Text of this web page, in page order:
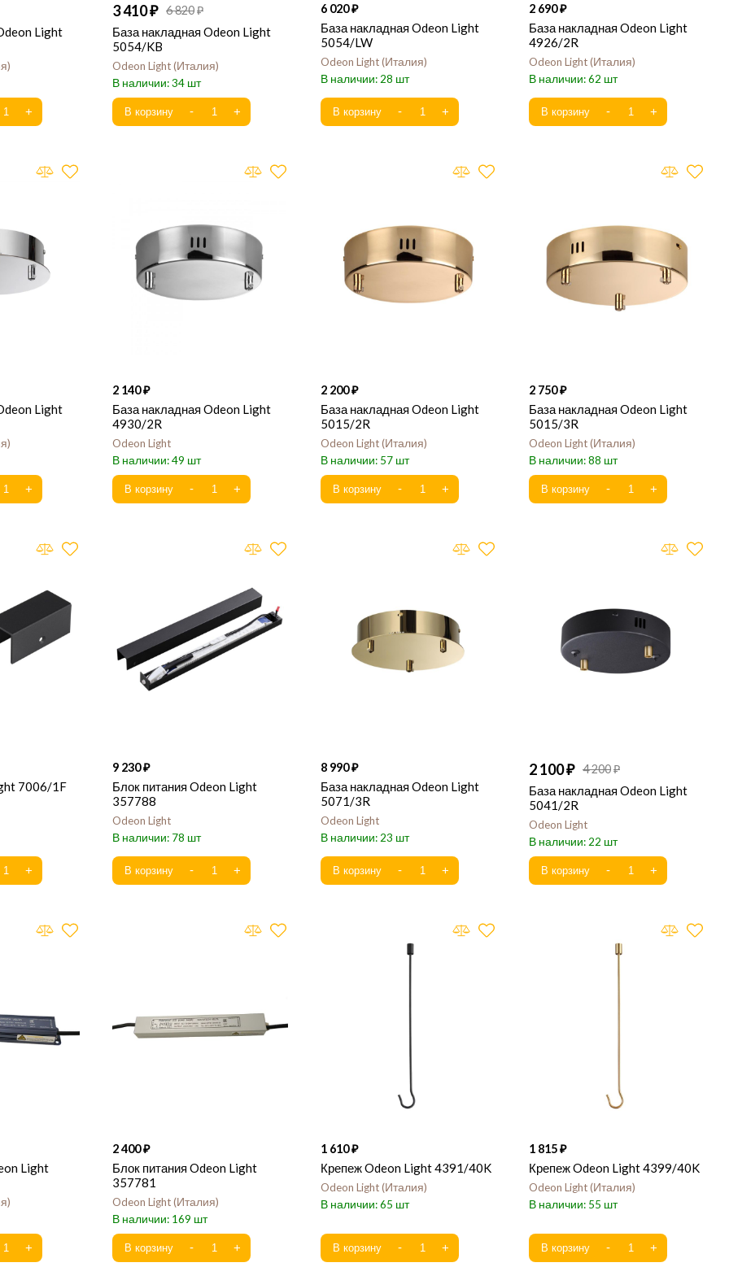
Light
3 410 6 820
База накладная Odeon Light
5054/KB
Odeon Light Италия
34
6 020
База накладная Odeon Light
5054/LW
Odeon Light Италия
28
2 690
База накладная Odeon Light
4926/2R
Odeon Light Италия
62
Light
2 140
База накладная Odeon Light
4930/2R
Odeon Light
49
2 200
База накладная Odeon Light
5015/2R
Odeon Light Италия
57
2 750
База накладная Odeon Light
5015/3R
Odeon Light Италия
88
7006/1F
9 230
Блок питания Odeon Light
357788
Odeon Light
78
8 990
База накладная Odeon Light
5071/3R
Odeon Light
23
2 100 4 200
База накладная Odeon Light
5041/2R
Odeon Light
22
Light
2 400
Блок питания Odeon Light
357781
Odeon Light Италия
169
1 610
Крепеж Odeon Light 4391/40K
Odeon Light Италия
65
1 815
Крепеж Odeon Light 4399/40K
Odeon Light Италия
55